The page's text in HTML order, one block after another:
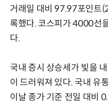
거래일 대비 97.97포인트
록했다. 코스피가 4000선
다.
국내 증시 상승세가 빛을
이 드러워져 있다. 국내 유
이날 종가 기준 전일 대비